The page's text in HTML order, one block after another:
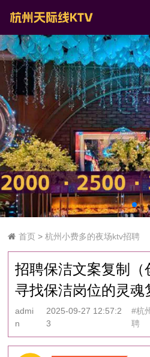
首页 >杭州小费多的夜场ktv招聘
招聘保洁文案复制（
寻找保洁岗位的灵魂
admi
n
2025-09-27 12:57:2
3
#杭
聘